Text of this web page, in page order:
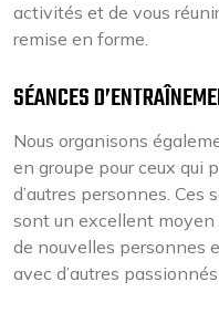
activités et de vous
remise en forme.
SÉANCES
Nous organisons
en groupe pour ceux qui
d’autres personnes. Ces
sont un excellent
de nouvelles personnes
avec d’autres